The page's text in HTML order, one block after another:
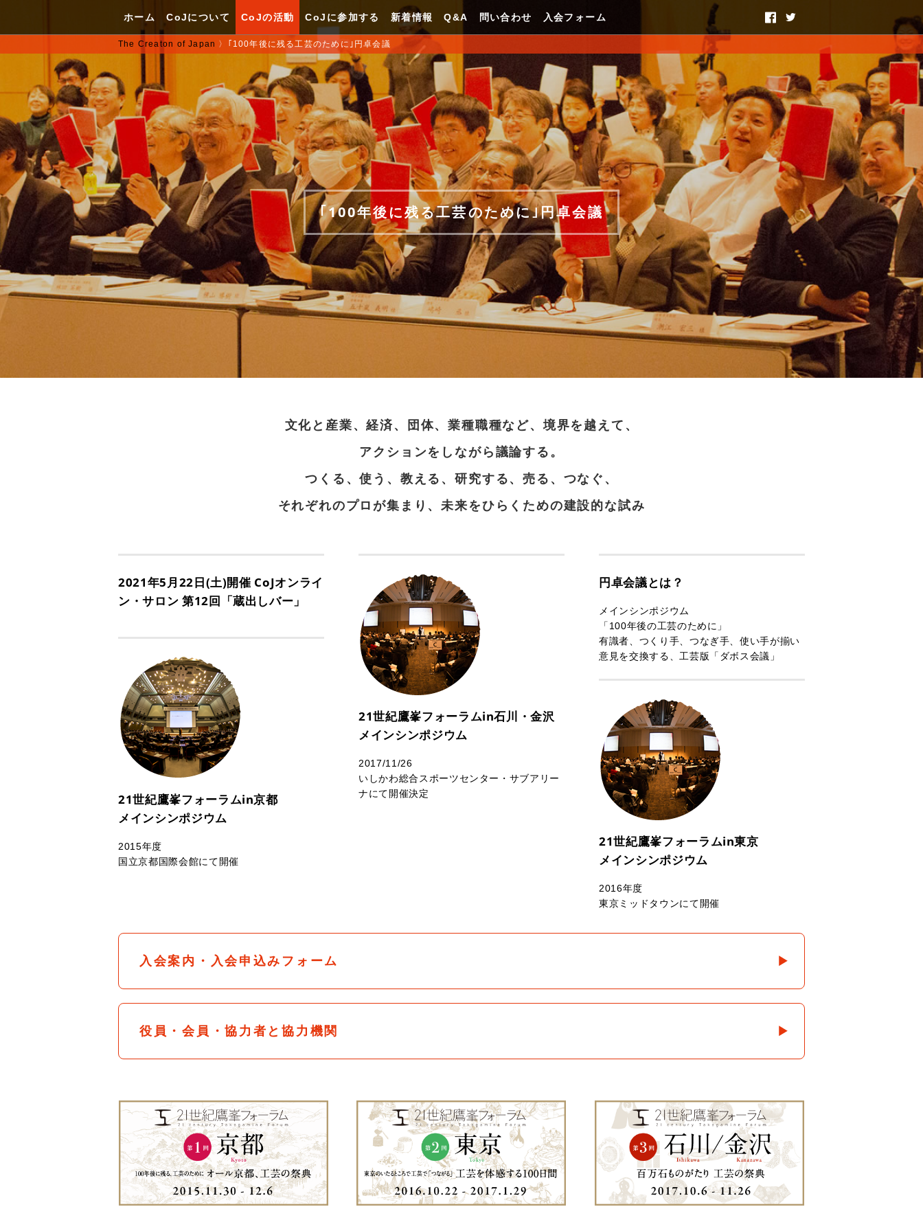
ホーム CoJについて CoJの活動 CoJに参加する 新着情報 Q&A 問い合わせ 入会フォーム
The Creaton of Japan 〉 ｢100年後に残る工芸のために｣円卓会議
｢100年後に残る工芸のために｣円卓会議
文化と産業、経済、団体、業種職種など、境界を越えて、
アクションをしながら議論する。
つくる、使う、教える、研究する、売る、つなぐ、
それぞれのプロが集まり、未来をひらくための建設的な試み
2021年5月22日(土)開催 CoJオンライ
ン・サロン 第12回「蔵出しバー」
21世紀鷹峯フォーラムin石川・金沢
メインシンポジウム
2017/11/26
いしかわ総合スポーツセンター・サブアリー
ナにて開催決定
円卓会議とは？
メインシンポジウム
「100年後の工芸のために」
有識者、つくり手、つなぎ手、使い手が揃い
意見を交換する、工芸版「ダボス会議」
21世紀鷹峯フォーラムin京都
メインシンポジウム
2015年度
国立京都国際会館にて開催
21世紀鷹峯フォーラムin東京
メインシンポジウム
2016年度
東京ミッドタウンにて開催
入会案内・入会申込みフォーム
役員・会員・協力者と協力機関